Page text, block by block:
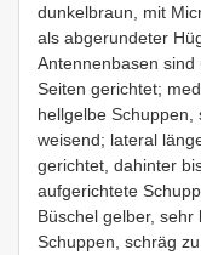
dunkelbraun, mit
als abgerundeter
Antennenbasen
Seiten gerichtet;
hellgelbe
weisend; lateral
gerichtet, dahinter
aufgerichtete
Büschel gelber,
Schuppen, schräg